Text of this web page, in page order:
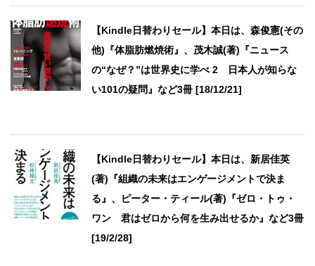
【Kindle日替わりセール】本日は、森俊憲(その
他)『体脂肪燃焼術』、茂木誠(著)『ニュース
の“なぜ？”は世界史に学べ 2 日本人が知らな
い101の疑問』など3冊 [18/12/21]
【Kindle日替わりセール】本日は、新居佳英
(著)『組織の未来はエンゲージメントで決ま
る』、ピーター・ティール(著)『ゼロ・トゥ・
ワン 君はゼロから何を生み出せるか』など3冊
[19/2/28]